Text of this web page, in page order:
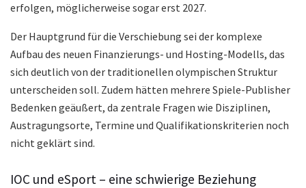
erfolgen, möglicherweise sogar erst 2027.
Der Hauptgrund für die Verschiebung sei der komplexe
Aufbau des neuen Finanzierungs- und Hosting-Modells, das
sich deutlich von der traditionellen olympischen Struktur
unterscheiden soll. Zudem hätten mehrere Spiele-Publisher
Bedenken geäußert, da zentrale Fragen wie Disziplinen,
Austragungsorte, Termine und Qualifikationskriterien noch
nicht geklärt sind.
IOC und eSport – eine schwierige Beziehung